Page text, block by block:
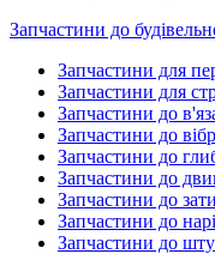
Запчастини до
Запчастини для
Запчастини для
Запчастини до
Запчастини до
Запчастини до
Запчастини до
Запчастини до
Запчастини до
Запчастини до